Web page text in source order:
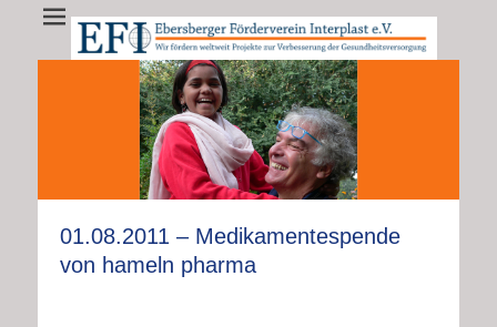
EFI - Ebersberger
Förderverein
Interplast e.V.
EFI e.V. fördert weltweit Projekte zur Verbesserung der
Gesundheitsversorgung
•••••••••••
01.08.2011 – Medikamentespende
von hameln pharma